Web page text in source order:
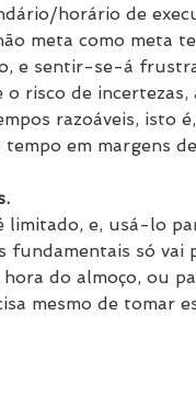
horário de
meta como meta
e sentir-se-á
risco de
razoáveis, isto
em margens
e, usá-lo
só vai
do almoço, ou
mesmo de tomar